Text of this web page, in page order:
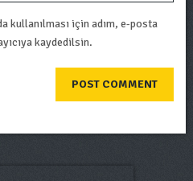
kullanılması için adım, e-posta
kaydedilsin.